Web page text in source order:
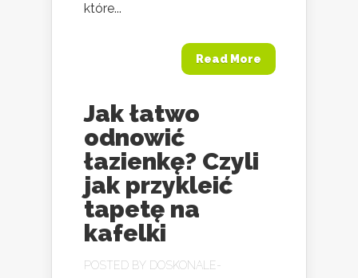
które...
Read More
Jak łatwo
odnowić
łazienkę? Czyli
jak przykleić
tapetę na
kafelki
POSTED BY DOSKONALE-